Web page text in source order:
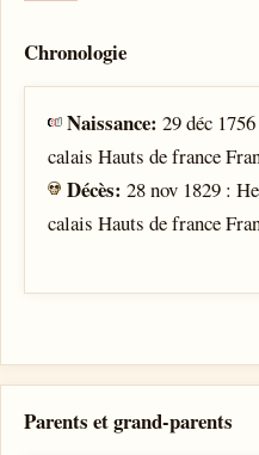
Chronologie
Naissance:29 déc
calais Hauts de france
Décès:28 nov 1829 :
calais Hauts de france
Parents et grand-parents